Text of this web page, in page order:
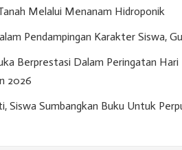
Melalui Menanam Hidroponik
Pendampingan Karakter Siswa,
Berprestasi Dalam Peringatan
2026
Siswa Sumbangkan Buku Untuk